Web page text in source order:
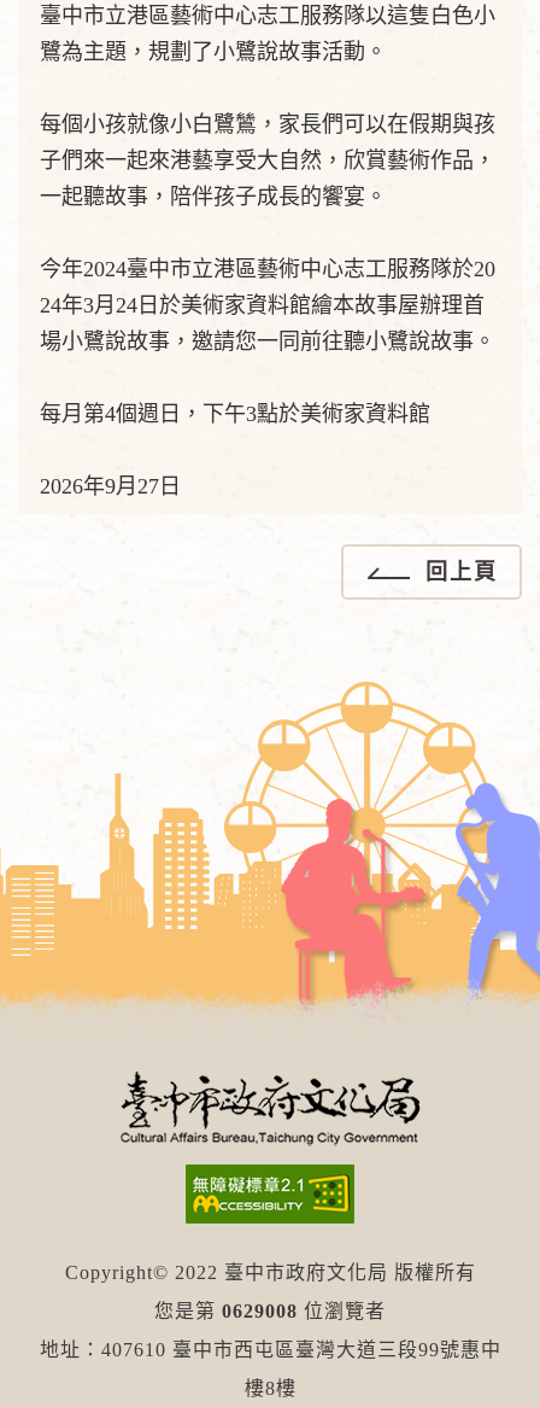
臺中市立港區藝術中心志工服務隊以這隻白色小
鷺為主題，規劃了小鷺說故事活動。
每個小孩就像小白鷺鷥，家長們可以在假期與孩
子們來一起來港藝享受大自然，欣賞藝術作品，
一起聽故事，陪伴孩子成長的饗宴。
今年2024臺中市立港區藝術中心志工服務隊於20
24年3月24日於美術家資料館繪本故事屋辦理首
場小鷺說故事，邀請您一同前往聽小鷺說故事。
每月第4個週日，下午3點於美術家資料館
2026年9月27日
回上頁
Copyright© 2022 臺中市政府文化局 版權所有
您是第 0629008 位瀏覽者
地址：407610 臺中市西屯區臺灣大道三段99號惠中
樓8樓